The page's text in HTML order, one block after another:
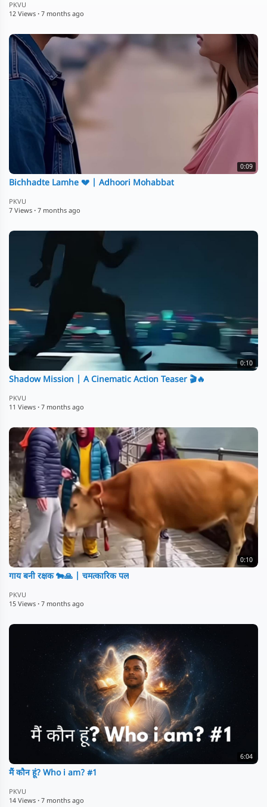
PKVU
12 Views · 7 months ago
0:09
Bichhadte Lamhe 💔 | Adhoori Mohabbat
PKVU
7 Views · 7 months ago
0:10
Shadow Mission | A Cinematic Action Teaser 🎬🔥
PKVU
11 Views · 7 months ago
0:10
गाय बनी रक्षक 🐄🙏 | चमत्कारिक पल
PKVU
15 Views · 7 months ago
6:04
मैं कौन हूं? Who i am? #1
PKVU
14 Views · 7 months ago